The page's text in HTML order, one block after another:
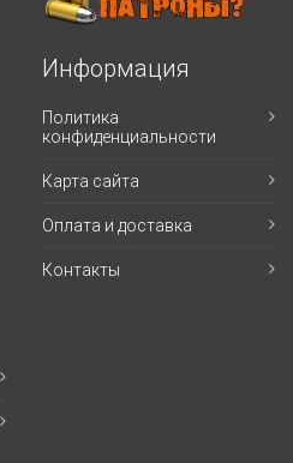
Информация
Политика
конфиденциальности
Карта сайта
Оплата и доставка
Контакты